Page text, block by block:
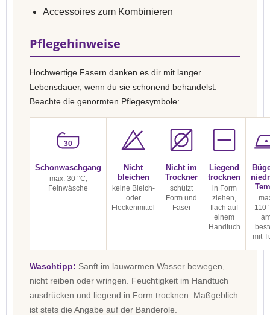
Accessoires zum Kombinieren
Pflegehinweise
Hochwertige Fasern danken es dir mit langer
Lebensdauer, wenn du sie schonend behandelst.
Beachte die genormten Pflegesymbole:
30
Schonwaschgang
max. 30 °C,
Feinwäsche
Nicht
bleichen
keine Bleich-
oder
Fleckenmittel
Nicht im
Trockner
schützt
Form und
Faser
Liegend
trocknen
in Form
ziehen,
flach auf
einem
Handtuch
110
mit
Waschtipp: Sanft im lauwarmen Wasser bewegen,
nicht reiben oder wringen. Feuchtigkeit im Handtuch
ausdrücken und liegend in Form trocknen. Maßgeblich
ist stets die Angabe auf der Banderole.